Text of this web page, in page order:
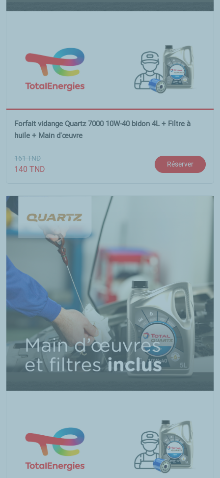
Forfait vidange Quartz 7000 10W-40 bidon 4L + Filtre à
huile + Main d'œuvre
161TND
140 TND
Réserver